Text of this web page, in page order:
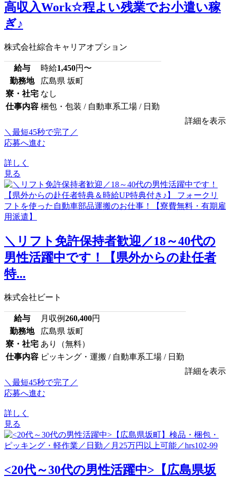
高収入Work☆程よい残業でお小遣い稼
ぎ♪
株式会社綜合キャリアオプション
給与 時給1,450円〜
勤務地
広島県 坂町
寮・社宅 なし
仕事内容 梱包・包装 / 自動車系工場 / 日勤
詳細を表示
＼最短45秒で完了／
応募へ進む
詳しく
見る
＼リフト免許保持者歓迎／18～40代の
男性活躍中です！【県外からの赴任者
特...
株式会社ビート
給与 月収例260,400円
勤務地
広島県 坂町
寮・社宅 あり（無料）
仕事内容 ピッキング・運搬 / 自動車系工場 / 日勤
詳細を表示
＼最短45秒で完了／
応募へ進む
詳しく
見る
<20代～30代の男性活躍中>【広島県坂